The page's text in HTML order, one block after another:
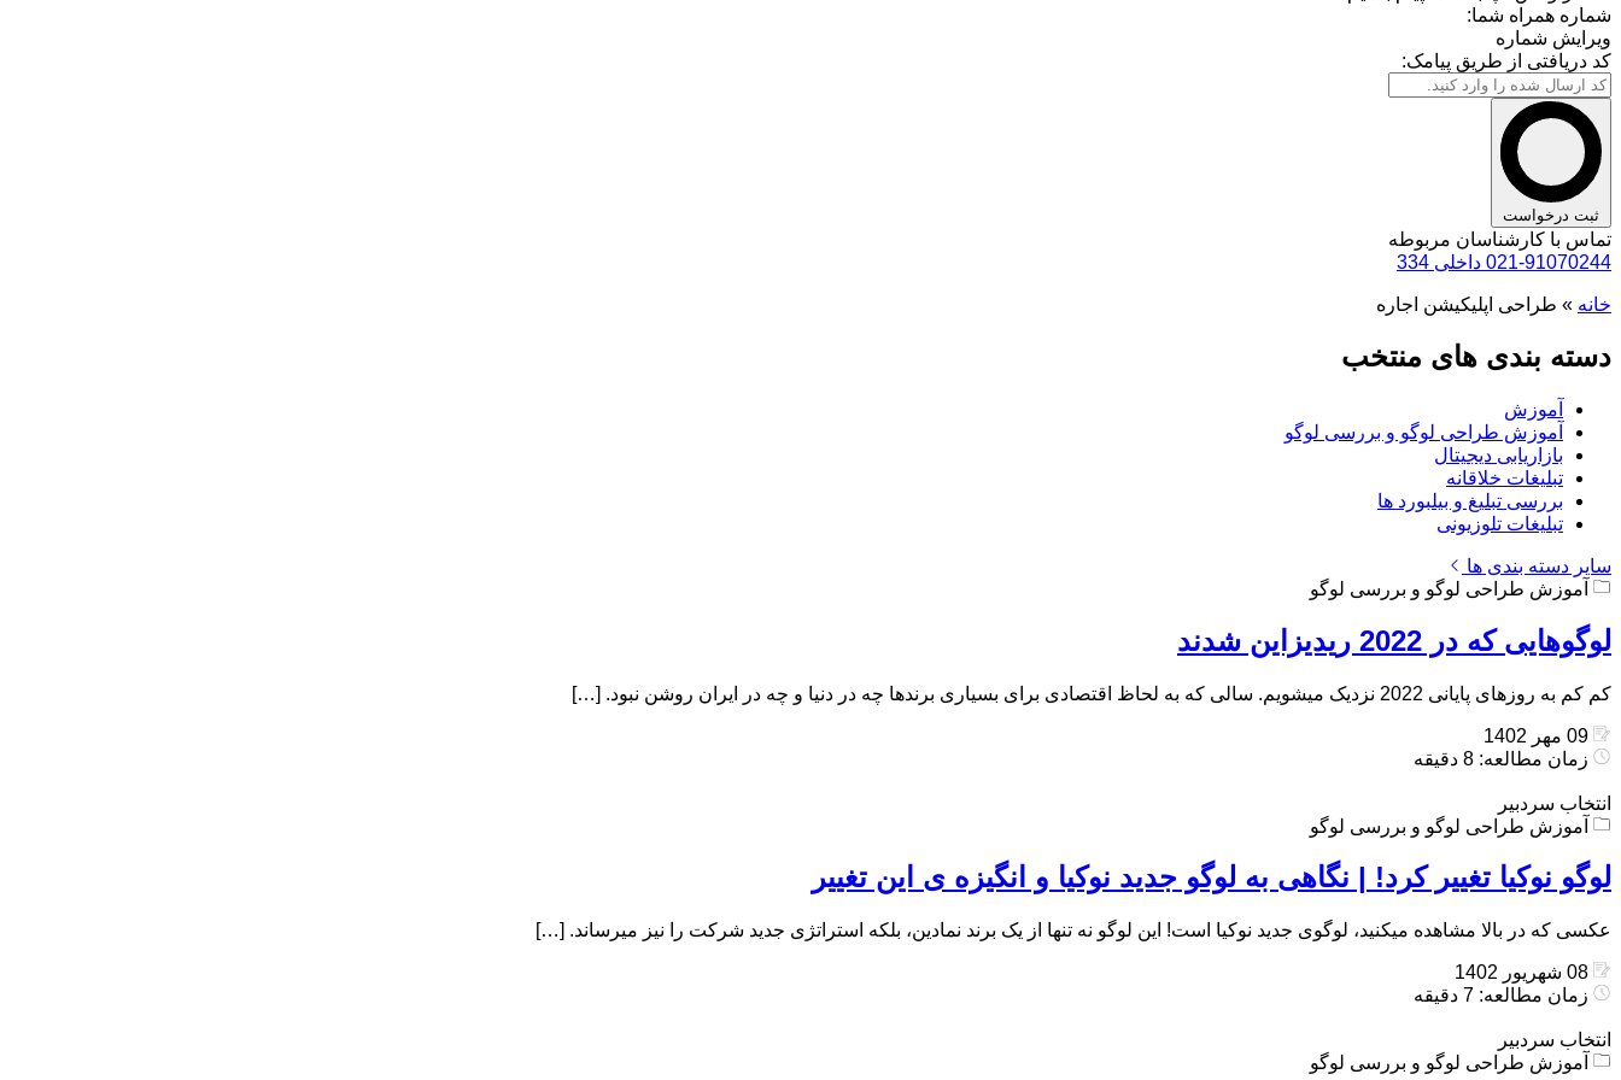
شماره همراه شما:
ویرایش شماره
کد دریافتی از طریق پیامک:
ثبت درخواست
تماس با کارشناسان مربوطه
021-91070244 داخلی 334
خانه » طراحی اپلیکیشن اجاره
دسته بندی های منتخب
آموزش
آموزش طراحی لوگو و بررسی لوگو
بازاریابی دیجیتال
تبلیغات خلاقانه
بررسی تبلیغ و بیلبورد ها
تبلیغات تلوزیونی
سایر دسته بندی ها
آموزش طراحی لوگو و بررسی لوگو
لوگوهایی که در 2022 ریدیزاین شدند
کم کم به روزهای پایانی 2022 نزدیک میشویم. سالی که به لحاظ اقتصادی برای بسیاری برندها چه در دنیا و چه در ایران روشن نبود. […]
زمان مطالعه: 8 دقیقه
انتخاب سردبیر
آموزش طراحی لوگو و بررسی لوگو
لوگو نوکیا تغییر کرد! | نگاهی به لوگو جدید نوکیا و انگیزه ی این تغییر
عکسی که در بالا مشاهده میکنید، لوگوی جدید نوکیا است! این لوگو نه تنها از یک برند نمادین، بلکه استراتژی جدید شرکت را نیز میرساند. […]
زمان مطالعه: 7 دقیقه
انتخاب سردبیر
آموزش طراحی لوگو و بررسی لوگو